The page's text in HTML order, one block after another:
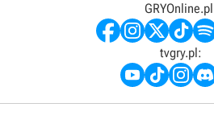
tvgry.pl: